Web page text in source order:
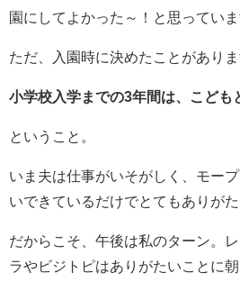
園にしてよかった～！と思っていま
ただ、入園時に決めたことがありま
小学校入学までの3年間は、こども
ということ。
いま夫は仕事がいそがしく、モー
いできているだけでとてもありがた
だからこそ、午後は私のターン。
ラやビジトピはありがたいことに